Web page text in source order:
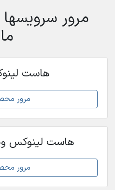
مرور
ما
هاست
مرور
هاست لینوکس
مرور